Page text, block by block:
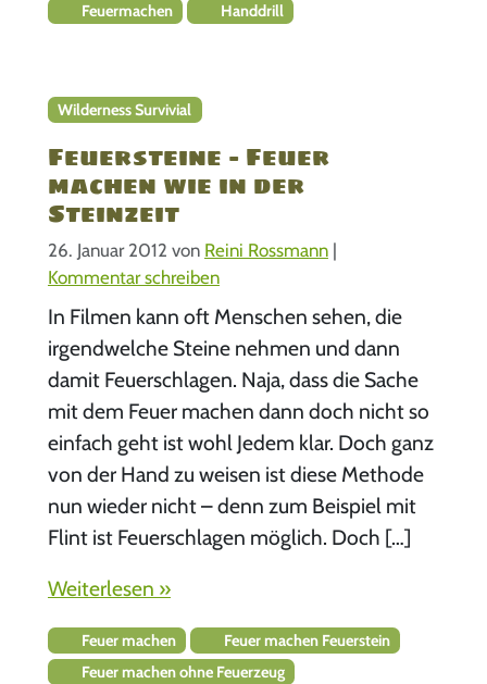
Feuermachen Handdrill
Wilderness Survivial
Feuersteine – Feuer
machen wie in der
Steinzeit
26. Januar 2012 von Reini Rossmann |
Kommentar schreiben
In Filmen kann oft Menschen sehen, die
irgendwelche Steine nehmen und dann
damit Feuerschlagen. Naja, dass die Sache
mit dem Feuer machen dann doch nicht so
einfach geht ist wohl Jedem klar. Doch ganz
von der Hand zu weisen ist diese Methode
nun wieder nicht – denn zum Beispiel mit
Flint ist Feuerschlagen möglich. Doch […]
Weiterlesen »
Feuer machen
Feuer machen Feuerstein
Feuer machen ohne Feuerzeug